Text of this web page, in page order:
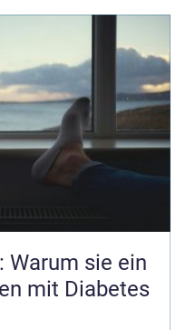
Warum sie ein
mit Diabetes